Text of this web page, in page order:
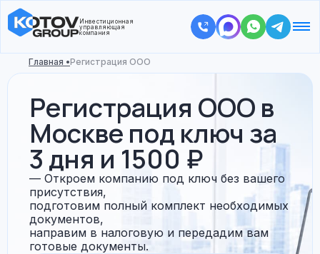
Инвестиционная
управляющая
компания
Главная •Регистрация ООО
Регистрация ООО в
Москве под ключ за
3 дня и 1500 ₽
— Откроем компанию под ключ без вашего
присутствия,
подготовим полный комплект необходимых
документов,
направим в налоговую и передадим вам
готовые документы.